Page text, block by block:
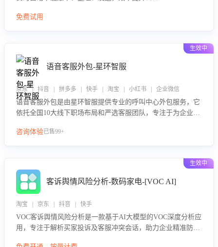
免费试用
生效中
语音客服外包-星环智服
京东 | 抖音 | 拼多多 | 快手 | 淘宝 | 小红书 | 企业微信
语音客服外包是由星环智服提供专业的呼叫中心外包服务，它
依托全国10大线下职场布局和严选客服团队，专注于为企业提
队和智能工具提升语音客服服务效率和质量，帮助企业实现降
咨询体验已售99+
生效中
客诉舆情风险分析-数码家电-[VOC AI]
淘宝 | 京东 | 抖音 | 快手
VOC客诉舆情风险分析是一款基于AI大模型的VOC深度分析应
用，专注于解析买家投诉及客服冲突会话，助力企业精准防控